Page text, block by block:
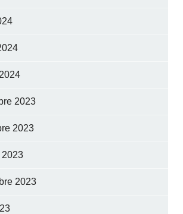
2023
2023
2023
2023